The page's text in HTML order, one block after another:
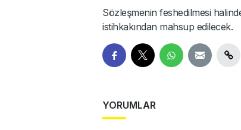
Sözleşmenin feshedilmesi
istihkakından mahsup edilecek.
YORUMLAR